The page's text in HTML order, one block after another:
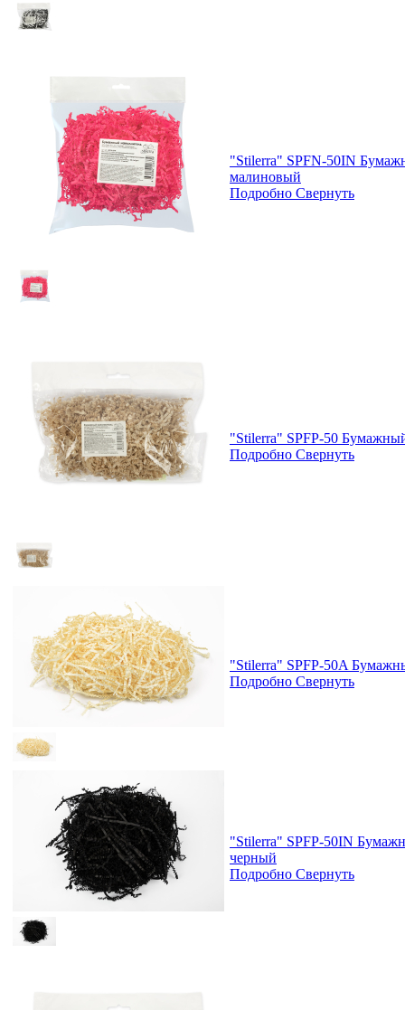
"Stilerra" SPFN-50IN
малиновый
Подробно Свернуть
"Stilerra" SPFP-50
Подробно Свернуть
"Stilerra" SPFP-50A
Подробно Свернуть
"Stilerra" SPFP-50IN
черный
Подробно Свернуть